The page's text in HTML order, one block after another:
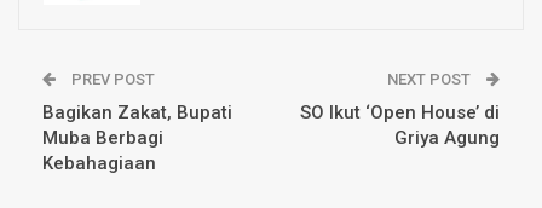
PREV POST
Bagikan Zakat, Bupati
Muba Berbagi
Kebahagiaan
NEXT POST
SO Ikut ‘Open House’ di
Griya Agung